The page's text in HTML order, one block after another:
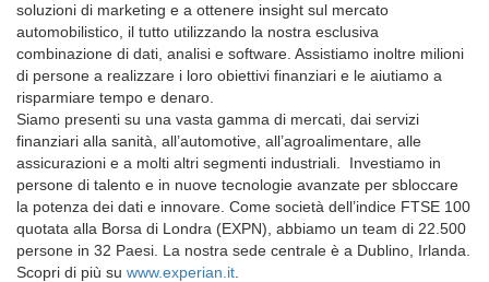
soluzioni di marketing e a ottenere insight sul mercato
automobilistico, il tutto utilizzando la nostra esclusiva
combinazione di dati, analisi e software. Assistiamo inoltre milioni
di persone a realizzare i loro obiettivi finanziari e le aiutiamo a
risparmiare tempo e denaro.
Siamo presenti su una vasta gamma di mercati, dai servizi
finanziari alla sanità, all’automotive, all’agroalimentare, alle
assicurazioni e a molti altri segmenti industriali. Investiamo in
persone di talento e in nuove tecnologie avanzate per sbloccare
la potenza dei dati e innovare. Come società dell’indice FTSE 100
quotata alla Borsa di Londra (EXPN), abbiamo un team di 22.500
persone in 32 Paesi. La nostra sede centrale è a Dublino, Irlanda.
Scopri di più su www.experian.it